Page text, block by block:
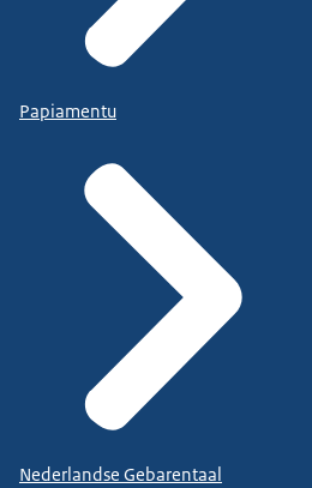
Papiamentu
Nederlandse Gebarentaal